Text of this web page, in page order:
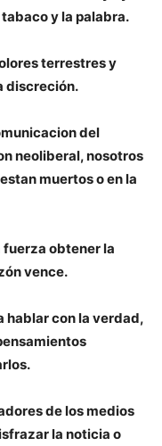
y la palabra.
terrestres y
discreción.
del
neoliberal, nosotros
muertos o en la
fuerza obtener la
vence.
hablar con la verdad,
de los medios
la noticia o